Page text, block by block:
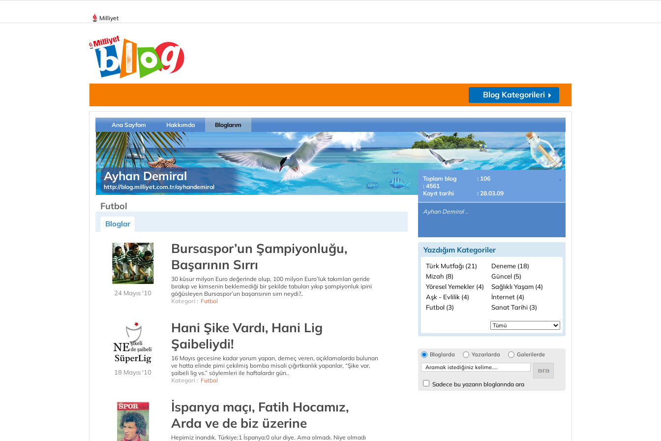
Milliyet
Blog Kategorileri
Ana Sayfam Hakkımda Bloglarım
Ayhan Demiral
http://blog.milliyet.com.tr/ayhandemiral
Futbol
Bloglar
24 Mayıs '10
Bursaspor’un Şampiyonluğu,
Başarının Sırrı
30 küsur milyon Euro değerinde olup, 100 milyon Euro’luk takımları geride
bırakıp ve kimsenin beklemediği bir şekilde tabuları yıkıp şampiyonluk ipini
göğüsleyen Bursaspor’un başarısının sırrı neydi?..
Kategori : Futbol
18 Mayıs '10
Hani Şike Vardı, Hani Lig
Şaibeliydi!
16 Mayıs gecesine kadar yorum yapan, demeç veren, açıklamalarda bulunan
ve hatta elinde pimi çekilmiş bomba misali çığırtkanlık yapanlar, “Şike var,
şaibeli lig vs.” söylemleri ile haftalardır gün..
Kategori : Futbol
İspanya maçı, Fatih Hocamız,
Arda ve de biz üzerine
Hepimiz inandık. Türkiye:1 İspanya:0 olur diye. Ama olmadı. Niye olmadı
Toplam blog
: 106
: 4561
Kayıt tarihi
: 28.03.09
Ayhan Demiral ..
Yazdığım Kategoriler
Türk Mutfağı (21)
Deneme (18)
Mizah (8)
Güncel (5)
Yöresel Yemekler (4)
Sağlıklı Yaşam (4)
Aşk - Evlilik (4)
İnternet (4)
Futbol (3)
Sanat Tarihi (3)
Bloglarda Yazarlarda Galerilerde
Sadece bu yazarın bloglarında ara